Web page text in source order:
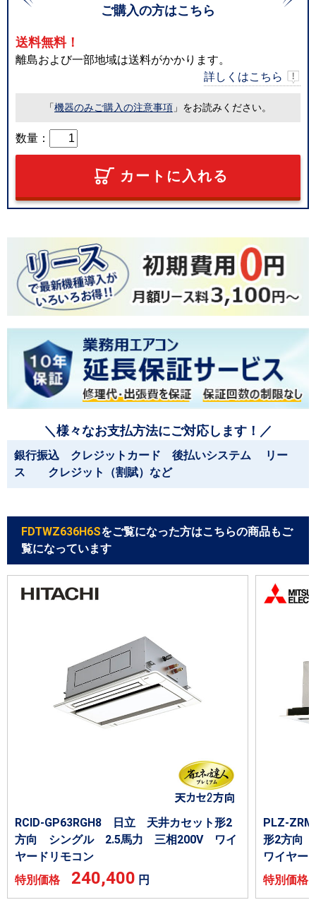
ご購入の方はこちら
送料無料！
離島および一部地域は送料がかかります。
詳しくはこちら
「機器のみご購入の注意事項 」をお読みください。
数量：
カートに入れる
＼様々なお支払方法にご対応します！／
銀行振込 クレジットカード 後払いシステム リー
ス クレジット（割賦）など
FDTWZ636H6Sをご覧になった方はこちらの商品もご
覧になっています
RCID-GP63RGH8 日立 天井カセット形2
方向 シングル 2.5馬力 三相200V ワイ
ヤードリモコン
特別価格 240,400 円
PLZ-
形2方向
ワイヤー
特別価